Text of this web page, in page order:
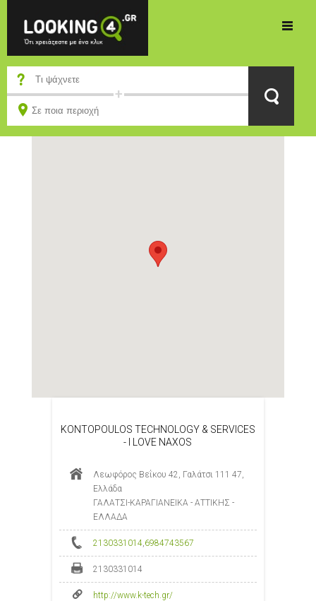
KONTOPOULOS TECHNOLOGY & SERVICES
- I LOVE NAXOS
Λεωφόρος Βεΐκου 42, Γαλάτσι 111 47,
Ελλάδα
ΓΑΛΑΤΣΙ-ΚΑΡΑΓΙΑΝΕΙΚΑ - ΑΤΤΙΚΗΣ -
ΕΛΛΑΔΑ
2130331014,6984743567
2130331014
http://www.k-tech.gr/